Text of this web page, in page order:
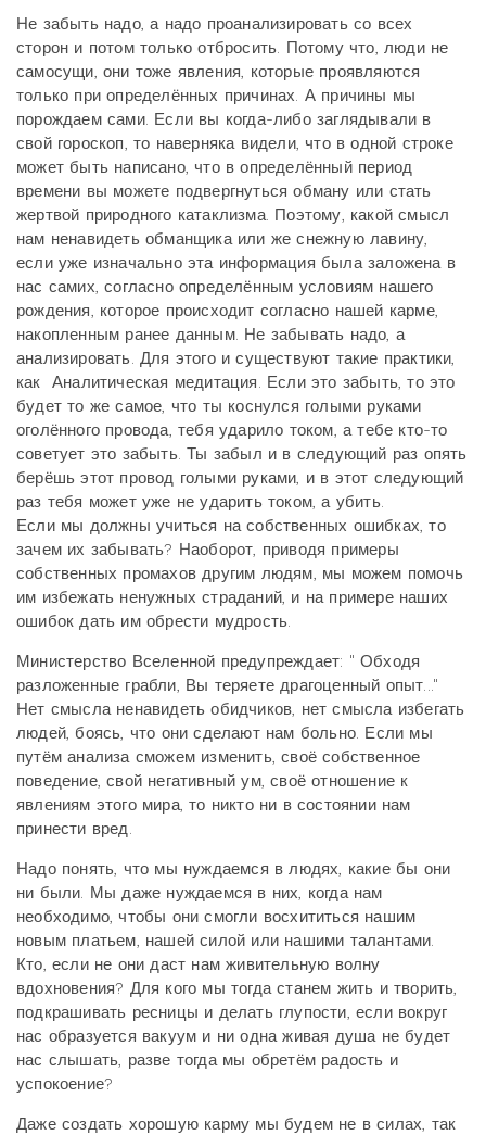
Не забыть надо, а надо проанализировать со всех
сторон и потом только отбросить. Потому что, люди не
самосущи, они тоже явления, которые проявляются
только при определённых причинах. А причины мы
порождаем сами. Если вы когда-либо заглядывали в
свой гороскоп, то наверняка видели, что в одной строке
может быть написано, что в определённый период
времени вы можете подвергнуться обману или стать
жертвой природного катаклизма. Поэтому, какой смысл
нам ненавидеть обманщика или же снежную лавину,
если уже изначально эта информация была заложена в
нас самих, согласно определённым условиям нашего
рождения, которое происходит согласно нашей карме,
накопленным ранее данным. Не забывать надо, а
анализировать. Для этого и существуют такие практики,
как Аналитическая медитация. Если это забыть, то это
будет то же самое, что ты коснулся голыми руками
оголённого провода, тебя ударило током, а тебе кто-то
советует это забыть. Ты забыл и в следующий раз опять
берёшь этот провод голыми руками, и в этот следующий
раз тебя может уже не ударить током, а убить.
Если мы должны учиться на собственных ошибках, то
зачем их забывать? Наоборот, приводя примеры
собственных промахов другим людям, мы можем помочь
им избежать ненужных страданий, и на примере наших
ошибок дать им обрести мудрость.
Министерство Вселенной предупреждает: " Обходя
разложенные грабли, Вы теряете драгоценный опыт..."
Нет смысла ненавидеть обидчиков, нет смысла избегать
людей, боясь, что они сделают нам больно. Если мы
путём анализа сможем изменить, своё собственное
поведение, свой негативный ум, своё отношение к
явлениям этого мира, то никто ни в состоянии нам
принести вред.
Надо понять, что мы нуждаемся в людях, какие бы они
ни были. Мы даже нуждаемся в них, когда нам
необходимо, чтобы они смогли восхититься нашим
новым платьем, нашей силой или нашими талантами.
Кто, если не они даст нам живительную волну
вдохновения? Для кого мы тогда станем жить и творить,
подкрашивать ресницы и делать глупости, если вокруг
нас образуется вакуум и ни одна живая душа не будет
нас слышать, разве тогда мы обретём радость и
успокоение?
Даже создать хорошую карму мы будем не в силах, так